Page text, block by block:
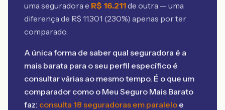
uma seguradora e R$ 16.211de outra — uma
diferença de R$ 11.301 (230%) apenas por ter
comparado.
A única forma de saber qual seguradora é a
mais barata para o seu perfil específico é
consultar várias ao mesmo tempo. É o que um
comparador como o Meu Seguro Mais Barato
faz: consulta 18 seguradoras em paralelo e